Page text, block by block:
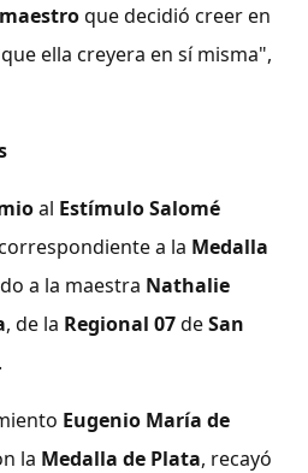
maestroque decidió creer en
ella creyera en sí misma",
al Estímulo Salomé
a la Medalla
a la maestra Nathalie
, de la Regional 07deSan
.
Eugenio María de
la Medalla de Plata, recayó